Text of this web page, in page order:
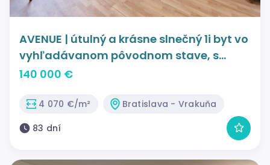
AVENUE | útulný a krásne slnečný 1i byt vo
vyhľadávanom pôvodnom stave, s
výhľadom do parčíku.
140 000 €
4 070 €/m²
Bratislava - Vrakuňa
83 dní